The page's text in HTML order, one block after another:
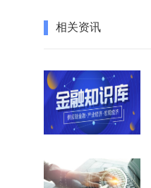
相关资讯